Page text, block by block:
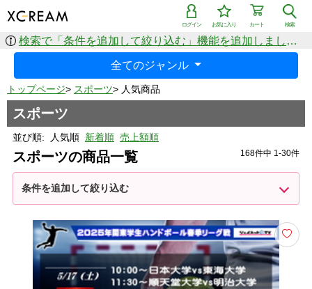
検索
カート
お気に入り
ログイン
検索で「条件を追加して絞り込む」機能を追加しました！
全てのジャンル
トップページ> スポーツ> 人気商品
スポーツ
並び順: 人気順 新着順 売上額順
スポーツの商品一覧 168件中 1-30件
条件を追加して絞り込む